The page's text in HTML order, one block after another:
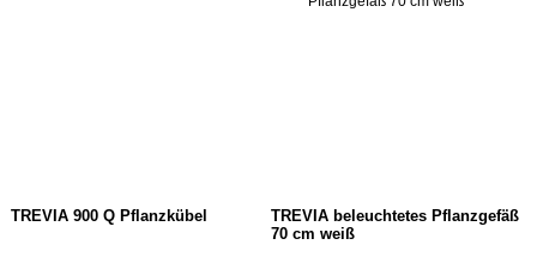
TREVIA 900 Q Pflanzkübel
TREVIA beleuchtetes Pflanzgefäß
70 cm weiß